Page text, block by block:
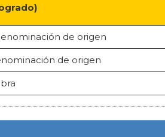
de origen
de origen